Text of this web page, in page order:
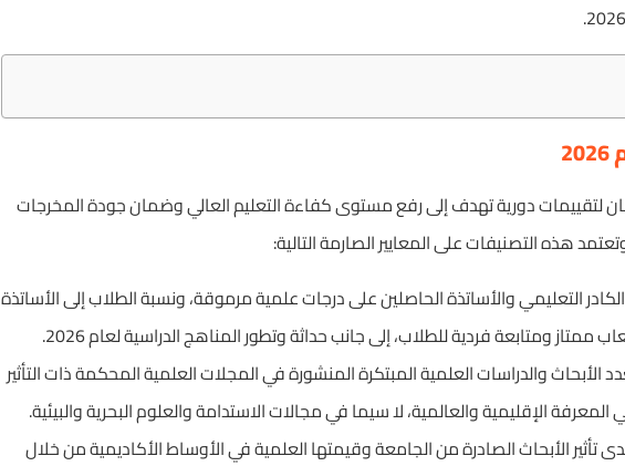
لتقييمات دورية تهدف إلى رفع مستوى كفاءة التعليم العالي وضمان جودة المخرجات
التعليمي والأساتذة الحاصلين على درجات علمية مرموقة، ونسبة الطلاب إلى الأساتذة
ومتابعة فردية للطلاب، إلى جانب حداثة وتطور المناهج الدراسية لعام 2026.
الأبحاث والدراسات العلمية المبتكرة المنشورة في المجلات العلمية المحكمة ذات التأثير
الإقليمية والعالمية، لا سيما في مجالات الاستدامة والعلوم البحرية والبيئية.
تأثير الأبحاث الصادرة من الجامعة وقيمتها العلمية في الأوساط الأكاديمية من خلال